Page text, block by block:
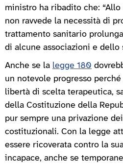
ministro ha ribadito che:
non ravvede la necessità di
trattamento sanitario
di alcune associazioni e dello
Anche se la legge 180
un notevole progresso
libertà di scelta terapeutica,
della Costituzione della
pur sempre una privazione
costituzionali. Con la legge
essere ricoverata contro la
incapace, anche se